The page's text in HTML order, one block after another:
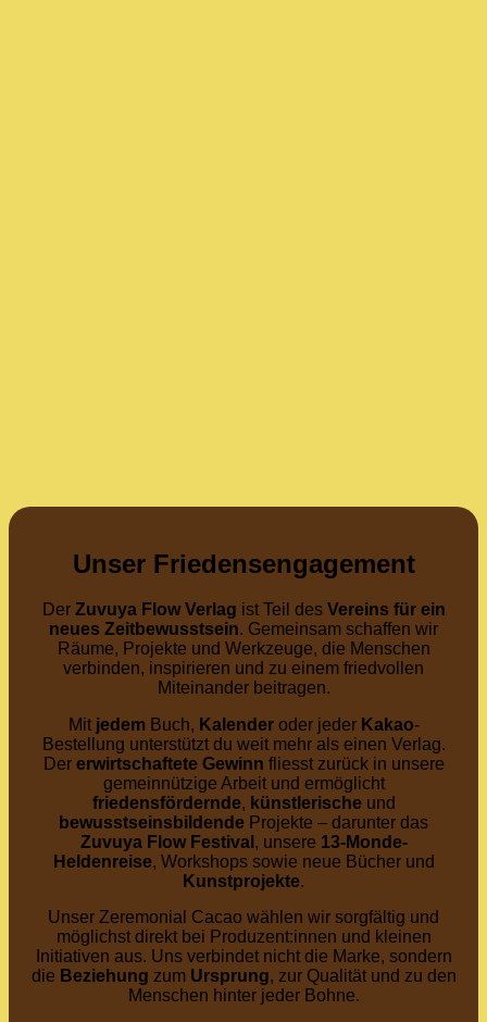
Unser Friedensengagement
Der Zuvuya Flow Verlag ist Teil des Vereins für ein
neues Zeitbewusstsein. Gemeinsam schaffen wir
Räume, Projekte und Werkzeuge, die Menschen
verbinden, inspirieren und zu einem friedvollen
Miteinander beitragen.
Mit jedem Buch, Kalenderoder jeder Kakao-
Bestellung unterstützt du weit mehr als einen Verlag.
Der erwirtschaftete Gewinn fliesst zurück in unsere
gemeinnützige Arbeit und ermöglicht
friedensfördernde, künstlerischeund
bewusstseinsbildende Projekte – darunter das
Zuvuya Flow Festival , unsere 13-Monde-
Heldenreise, Workshops sowie neue Bücher und
Kunstprojekte.
Unser Zeremonial Cacao wählen wir sorgfältig und
möglichst direkt bei Produzent:innen und kleinen
Initiativen aus. Uns verbindet nicht die Marke, sondern
die Beziehung zum Ursprung, zur Qualität und zu den
Menschen hinter jeder Bohne.